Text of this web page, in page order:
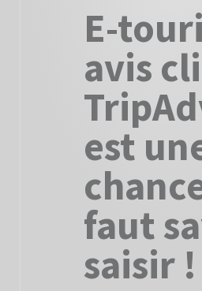
E-
avis
est
faut
saisir !